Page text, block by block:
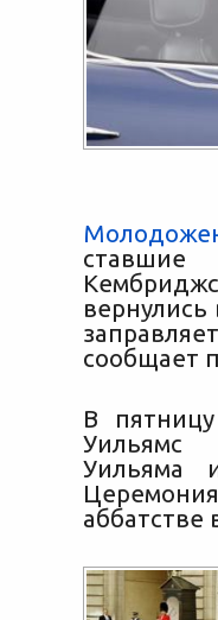
сообщает
В
Уильямс
Уильяма
аббатстве